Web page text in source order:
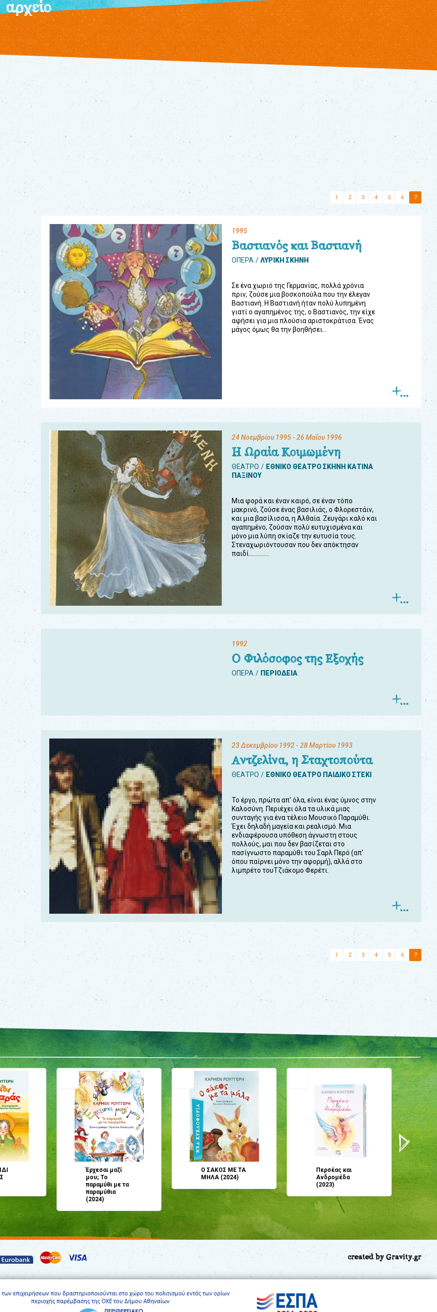
αρχείο
1 2 3 4 5 6 7
1995
Βαστιανός και Βαστιανή
ΟΠΕΡΑ ΛΥΡΙΚΗ ΣΚΗΝΗ
Σε ένα χωριό της Γερμανίας, πολλά χρόνια
πριν, ζούσε μια βοσκοπούλα που την έλεγαν
Βαστιανή. Η Βαστιανή ήταν πολύ λυπημένη
γιατί ο αγαπημένος της, ο Βαστιανός, την είχε
αφήσει για μια πλούσια αριστοκράτισα. Ένας
μάγος όμως θα την βοηθήσει...
24 Νοεμβρίου 1995- 26 Μαΐου 1996
Η Ωραία Κοιμωμένη
ΘΕΑΤΡΟ
ΕΘΝΙΚΟ ΘΕΑΤΡΟ ΣΚΗΝΗ ΚΑΤΙΝΑ
ΠΑΞΙΝΟΥ
Μια φορά και έναν καιρό, σε έναν τόπο
μακρινό, ζούσε ένας βασιλιάς, ο Φλορεστάιν,
και μια βασίλισσα, η Αλθαία. Ζευγάρι καλό και
αγαπημένο, ζούσαν πολύ ευτυχισμένα και
μόνο μια λύπη σκίαζε την ευτυσία τους.
Στεναχωριόντουσαν που δεν απόκτησαν
παιδί..............
1992
Ο Φιλόσοφος της Εξοχής
ΟΠΕΡΑ ΠΕΡΙΟΔΕΙΑ
23 Δεκεμβρίου 1992- 28 Μαρτίου 1993
Αντζελίνα, η Σταχτοπούτα
ΘΕΑΤΡΟ ΕΘΝΙΚΟ ΘΕΑΤΡΟ ΠΑΙΔΙΚΟ ΣΤΕΚΙ
Το έργο, πρώτα απ' όλα, είναι ένας ύμνος στην
Καλοσύνη. Περιέχει όλα τα υλικά μιας
συνταγής για ένα τέλειο Μουσικό Παραμύθι.
Έχει δηλαδή μαγεία και ρεαλισμό. Μια
ενδιαφέρουσα υπόθεση άγνωστη στους
πολλούς, μαι που δεν βασίζεται στο
πασίγνωστο παραμύθι του Σαρλ Περό (απ'
όπου παίρνει μόνο την αφορμή), αλλά στο
λιμπρέτο τουΤζιάκομο Φερέτι.
1 2 3 4 5 6 7
Έρχεσαι μαζί
μου; Το
παραμύθι με τα
παραμύθια
(2024)
Ο ΣΑΚΟΣ ΜΕ ΤΑ
ΜΗΛΑ (2024)
Περσέας και
Ανδρομέδα
(2023)
created by Gravity.gr